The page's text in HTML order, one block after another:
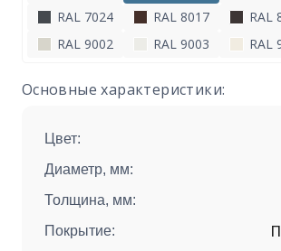
RAL 7024
RAL 8017
RAL
RAL 9002
RAL 9003 RAL
Основные характеристики:
Цвет:
Диаметр, мм:
Толщина, мм:
Покрытие: